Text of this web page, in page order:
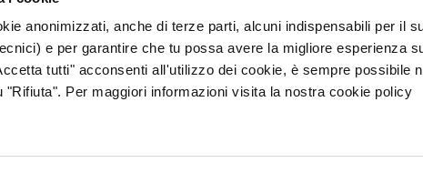
anonimizzati, anche di terze parti, alcuni indispensabili per il
e per garantire che tu possa avere la migliore esperienza
tutti" acconsenti all'utilizzo dei cookie, è sempre possibile
"Rifiuta". Per maggiori informazioni visita la nostra cookie policy
• R.E.A. 372969 • Capitale Sociale € 1.560.000,00 i.v.